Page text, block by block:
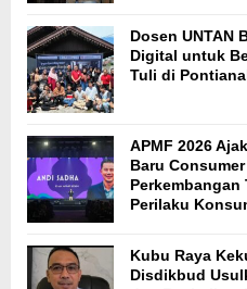
Dosen UNTAN
Digital untuk
Tuli di
APMF 2026
Baru
Perilaku
Kubu Raya
Disdikbud